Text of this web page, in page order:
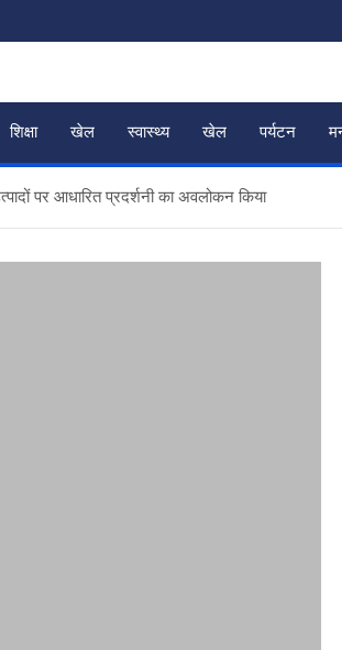
शिक्षा खेल स्वास्थ्य खेल पर्यटन
पर आधारित प्रदर्शनी का अवलोकन किया